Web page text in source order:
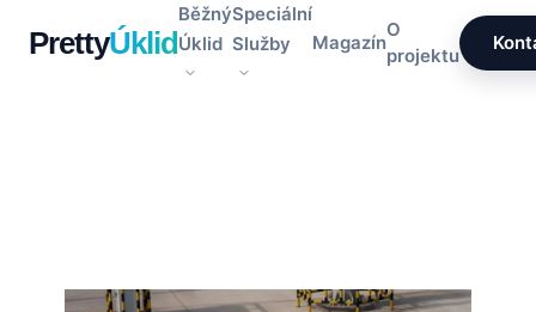
PrettyÚklid
Běžný
Úklid
Speciální
Služby
Magazín
O
projektu